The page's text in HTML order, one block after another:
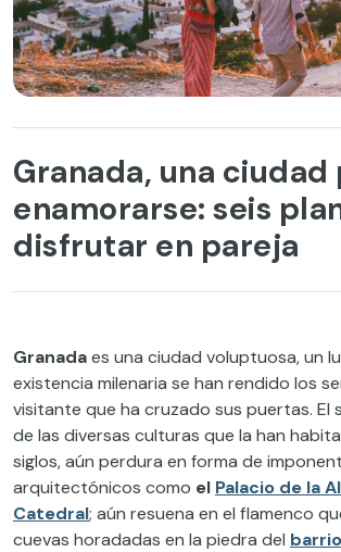
Granada, una ciudad
enamorarse: seis
disfrutar en pareja
Granadaes una ciudad voluptuosa, un
existencia milenaria se han rendido los
visitante que ha cruzado sus puertas. El
de las diversas culturas que la han
siglos, aún perdura en forma de
arquitectónicos como el Palacio de la
Catedral; aún resuena en el flamenco
cuevas horadadas en la piedra del